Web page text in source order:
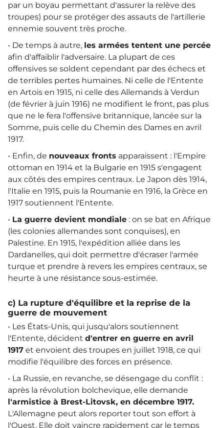
par un boyau permettant d'assurer la relève des
troupes) pour se protéger des assauts de l'artillerie
ennemie souvent très proche.
• De temps à autre, les armées tentent une percée
afin d'affaiblir l'adversaire. La plupart de ces
offensives se soldent cependant par des échecs et
de terribles pertes humaines. Ni celle de l'Entente
en Artois en 1915, ni celle des Allemands à Verdun
(de février à juin 1916) ne modifient le front, pas plus
que ne le fera l'offensive britannique, lancée sur la
Somme, puis celle du Chemin des Dames en avril
1917.
• Enfin, de nouveaux fronts apparaissent : l'Empire
ottoman en 1914 et la Bulgarie en 1915 s'engagent
aux côtés des empires centraux. Le Japon dès 1914,
l'Italie en 1915, puis la Roumanie en 1916, la Grèce en
1917 soutiennent l'Entente.
• La guerre devient mondiale : on se bat en Afrique
(les colonies allemandes sont conquises), en
Palestine. En 1915, l'expédition alliée dans les
Dardanelles, qui doit permettre d'écraser l'armée
turque et prendre à revers les empires centraux, se
heurte à une résistance sous-estimée.
c) La rupture d'équilibre et la reprise de la
guerre de mouvement
• Les États-Unis, qui jusqu'alors soutiennent
l'Entente, décident d'entrer en guerre en avril
1917 et envoient des troupes en juillet 1918, ce qui
modifie l'équilibre des forces en présence.
• La Russie, en revanche, se désengage du conflit :
après la révolution bolchevique, elle demande
l'armistice à Brest-Litovsk, en décembre 1917.
L'Allemagne peut alors reporter tout son effort à
l'Ouest. Elle doit vaincre rapidement car le temps